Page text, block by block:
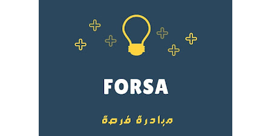
فرص عمل في السودان
دورات تدريبية